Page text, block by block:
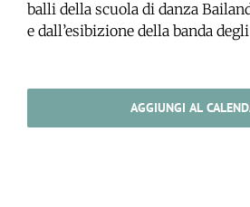
balli della scuola di danza
e dall’esibizione della banda
AGGIUNGI AL